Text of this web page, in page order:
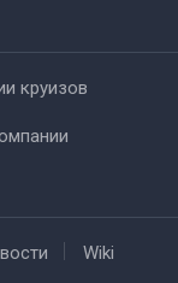
круизов
Wiki